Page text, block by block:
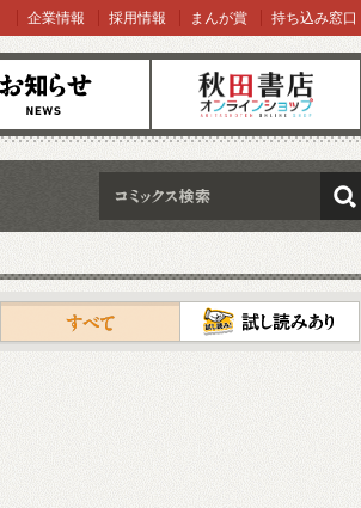
オンラインショップ
企業情報 採用情報 まんが賞 持ち込み窓口
検索
すべて